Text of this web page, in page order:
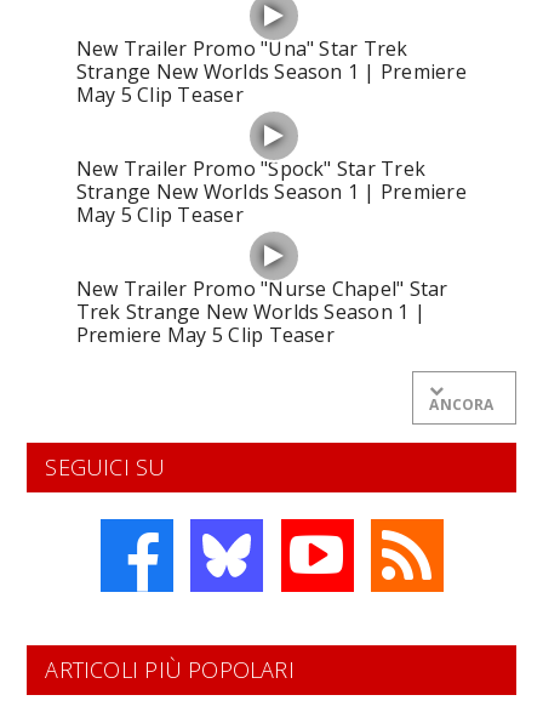
New Trailer Promo "Una" Star Trek
Strange New Worlds Season 1 | Premiere
May 5 Clip Teaser
New Trailer Promo "Spock" Star Trek
Strange New Worlds Season 1 | Premiere
May 5 Clip Teaser
New Trailer Promo "Nurse Chapel" Star
Trek Strange New Worlds Season 1 |
Premiere May 5 Clip Teaser
ANCORA
SEGUICI SU
ARTICOLI PIÙ POPOLARI